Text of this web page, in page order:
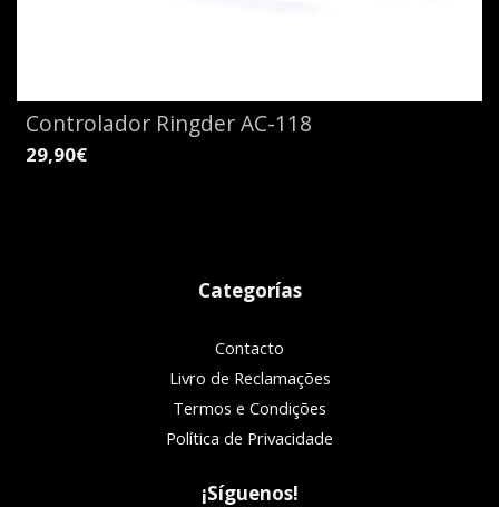
Controlador Ringder AC-118
29,90€
Categorías
Contacto
Livro de Reclamações
Termos e Condições
Política de Privacidade
¡Síguenos!